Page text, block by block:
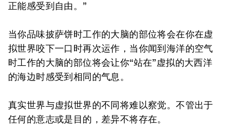
正能感受到自由。”
当你品味披萨饼时工作的大脑的部位将会在你在虚
拟世界咬下一口时再次运作，当你闻到海洋的空气
时工作的大脑的部位将会让你“站在”虚拟的大西洋
的海边时感受到相同的气息。
真实世界与虚拟世界的不同将难以察觉。不管出于
任何的意志或是目的，差异不将存在。